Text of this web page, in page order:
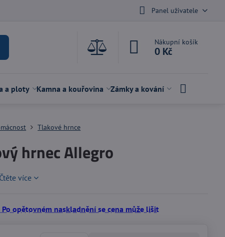
Panel uživatele
Nákupní košík
0 Kč
a ploty Kamna a kouřovina Zámky a kování
Tlakové hrnce
hrnec Allegro
Čtěte více
Po opětovném naskladnění se cena může lišit